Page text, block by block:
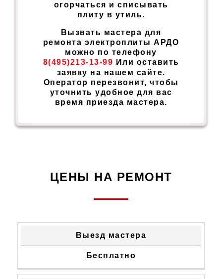
огорчаться и списывать
плиту в утиль.
Вызвать мастера для
ремонта электроплиты АРДО
можно по телефону
8(495)213-13-99 Или оставить
заявку на нашем сайте.
Оператор перезвонит, чтобы
уточнить удобное для вас
время приезда мастера.
ЦЕНЫ НА РЕМОНТ
СТОИМОСТЬ
Выезд мастера
Бесплатно